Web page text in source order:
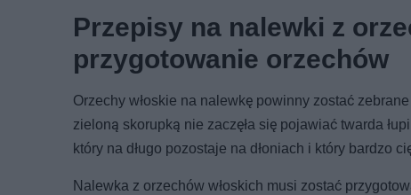
Przepisy na nalewki z
przygotowanie orzechów
Orzechy włoskie na nalewkę powinny zostać
zieloną skorupką nie zaczęła się pojawiać twarda
który na długo pozostaje na dłoniach i który bardzo
Nalewka z orzechów włoskich musi zostać